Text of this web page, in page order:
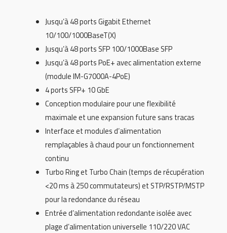
Jusqu’à 48 ports Gigabit Ethernet
10/100/1000BaseT(X)
Jusqu’à 48 ports SFP 100/1000Base SFP
Jusqu’à 48 ports PoE+ avec alimentation externe
(module IM-G7000A-4PoE)
4 ports SFP+ 10 GbE
Conception modulaire pour une flexibilité
maximale et une expansion future sans tracas
Interface et modules d’alimentation
remplaçables à chaud pour un fonctionnement
continu
Turbo Ring et Turbo Chain (temps de récupération
<20 ms à 250 commutateurs) et STP/RSTP/MSTP
pour la redondance du réseau
Entrée d’alimentation redondante isolée avec
plage d’alimentation universelle 110/220 VAC